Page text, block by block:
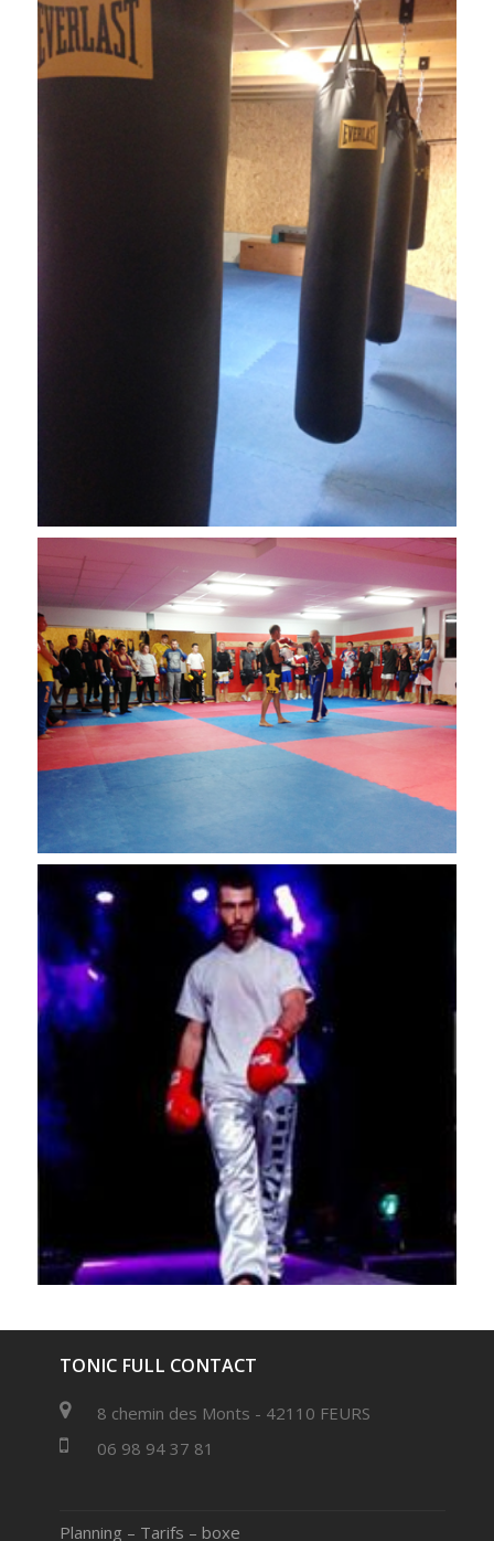
TONIC FULL CONTACT
8 chemin des Monts - 42110 FEURS
06 98 94 37 81
Planning – Tarifs – boxe